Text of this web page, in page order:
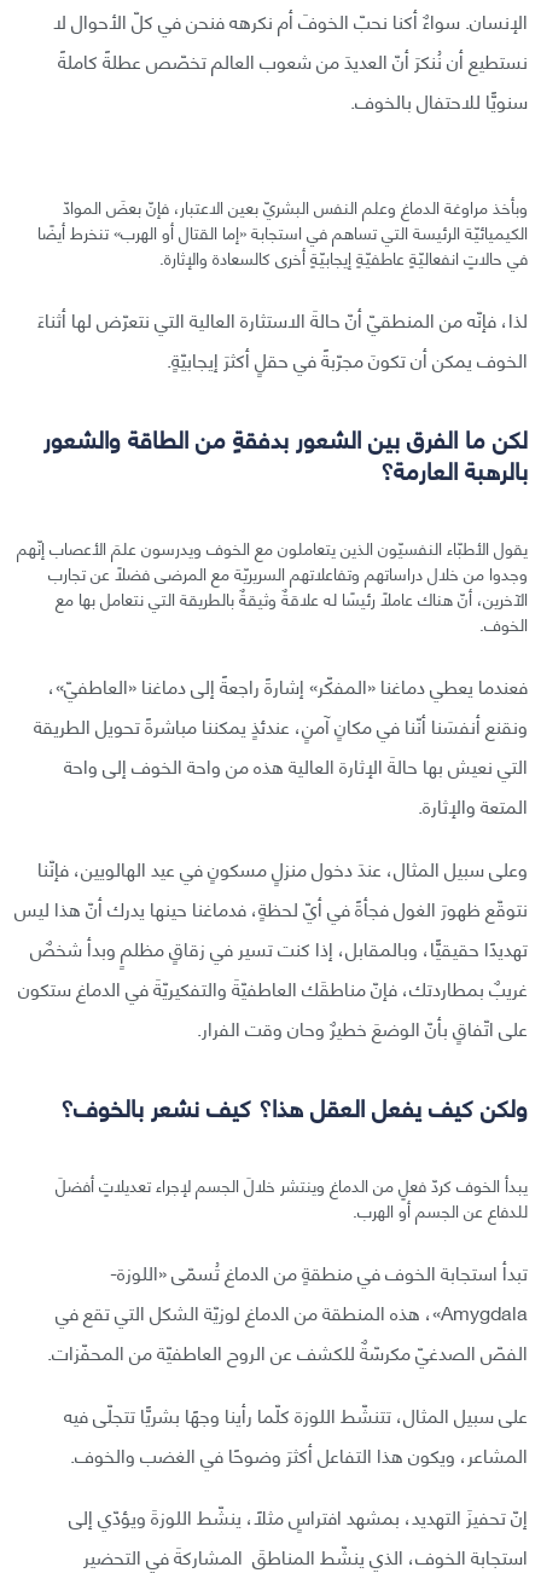
الإنسان. سواءٌ أكنا نحبّ الخوفَ أم نكرهه فنحن في كلّ الأحوال لا
نستطيع أن نُنكرَ أنّ العديدَ من شعوب العالم تخصّص عطلةً كاملةً
سنويًّا للاحتفال بالخوف.
وبأخذ مراوغة الدماغ وعلم النفس البشريّ بعين الاعتبار، فإنّ بعضَ الموادّ
الكيميائيّة الرئيسة التي تساهم في استجابة «إما القتال أو الهرب» تنخرط أيضًا
في حالاتٍ انفعاليّةٍ عاطفيّةٍ إيجابيّةٍ أخرى كالسعادة والإثارة.
لذا، فإنّه من المنطقيّ أنّ حالةَ الاستثارة العالية التي نتعرّض لها أثناءَ
الخوف يمكن أن تكونَ مجرّبةً في حقلٍ أكثرَ إيجابيّةٍ.
لكن ما الفرق بين الشعور بدفقةٍ من الطاقة والشعور
بالرهبة العارمة؟
يقول الأطبّاء النفسيّون الذين يتعاملون مع الخوف ويدرسون علمَ الأعصاب إنّهم
وجدوا من خلال دراساتهم وتفاعلاتهم السريريّة مع المرضى فضلًا عن تجارب
الآخرين، أنّ هناك عاملًا رئيسًا له علاقةٌ وثيقةٌ بالطريقة التي نتعامل بها مع
الخوف.
فعندما يعطي دماغنا «المفكّر» إشارةً راجعةً إلى دماغنا «العاطفيّ»،
ونقنع أنفسَنا أنّنا في مكانٍ آمنٍ، عندئذٍ يمكننا مباشرةً تحويل الطريقة
التي نعيش بها حالةَ الإثارة العالية هذه من واحة الخوف إلى واحة
المتعة والإثارة.
وعلى سبيل المثال، عندَ دخول منزلٍ مسكونٍ في عيد الهالويين، فإنّنا
نتوقّع ظهورَ الغول فجأةً في أيّ لحظةٍ، فدماغنا حينها يدرك أنّ هذا ليس
تهديدًا حقيقيًّا، وبالمقابل، إذا كنت تسير في زقاقٍ مظلمٍ وبدأ شخصٌ
غريبٌ بمطاردتك، فإنّ مناطقَك العاطفيّةَ والتفكيريّةَ في الدماغ ستكون
على اتّفاقٍ بأنّ الوضعَ خطيرٌ وحان وقت الفرار.
ولكن كيف يفعل العقل هذا؟ كيف نشعر بالخوف؟
يبدأ الخوف كردّ فعلٍ من الدماغ وينتشر خلالَ الجسم لإجراء تعديلاتٍ أفضلَ
للدفاع عن الجسم أو الهرب.
تبدأ استجابة الخوف في منطقةٍ من الدماغ تُسمّى «اللوزة-
Amygdala»، هذه المنطقة من الدماغ لوزيّة الشكل التي تقع في
الفصّ الصدغيّ مكرسّةٌ للكشف عن الروح العاطفيّة من المحفّزات.
على سبيل المثال، تتنشّط اللوزة كلّما رأينا وجهًا بشريًّا تتجلّى فيه
المشاعر، ويكون هذا التفاعل أكثرَ وضوحًا في الغضب والخوف.
إنّ تحفيزَ التهديد، بمشهد افتراسٍ مثلًا، ينشّط اللوزةَ ويؤدّي إلى
استجابة الخوف، الذي ينشّط المناطقَ المشاركةَ في التحضير